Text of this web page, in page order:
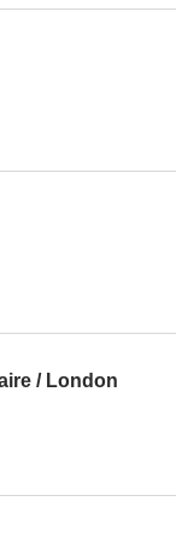
/ London